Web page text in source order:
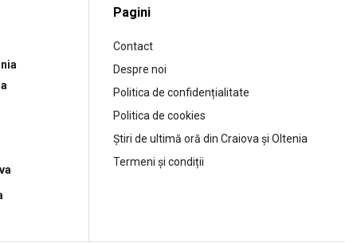
Pagini
Contact
Despre noi
Politica de confidențialitate
Politica de cookies
Știri de ultimă oră din Craiova și Oltenia
Termeni și condiții